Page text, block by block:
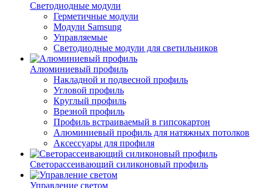
Светодиодные модули
Герметичные модули
Модули Samsung
Управляемые
Светодиодные модули для светильников
Алюминиевый профиль
Накладной и подвесной профиль
Угловой профиль
Круглый профиль
Врезной профиль
Профиль встраиваемый в гипсокартон
Алюминиевый профиль для натяжных потолков
Аксессуары для профиля
Светорассеивающий силиконовый профиль
Управление светом